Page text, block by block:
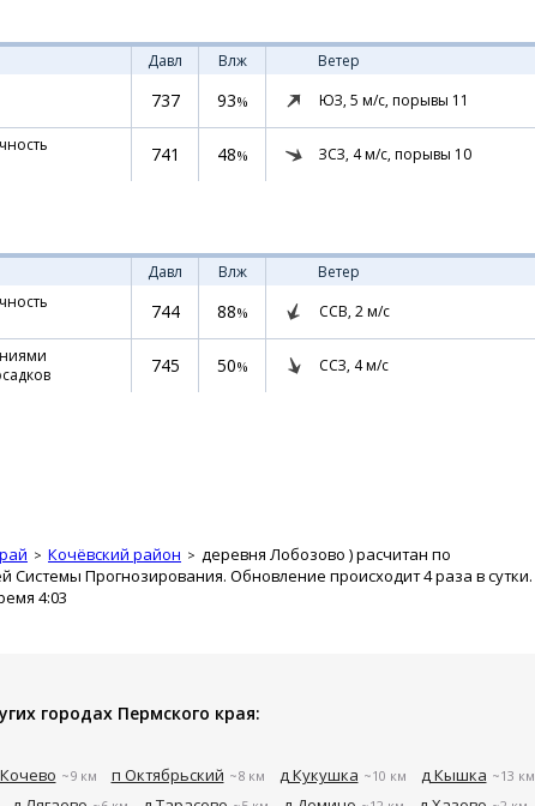
Давл Влж
Ветер
737 93% ЮЗ, 5 м/с, порывы 11
741 48% ЗСЗ, 4м/с, порывы 10
Давл Влж
Ветер
744 88% ССВ, 2м/с
745 50% ССЗ, 4м/с
Кочёвский район деревня Лобозово ) расчитан по
Прогнозирования. Обновление происходит 4 раза в сутки.
4:03
городах Пермского края:
~9 км п Октябрьский ~8 км д Кукушка ~10 км д Кышка ~13 км